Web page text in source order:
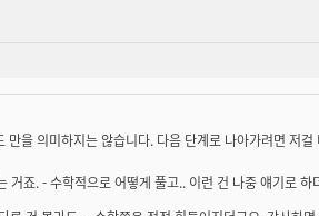
을 의미하지는 않습니다. 다음 단계로 나아가려면 저걸
죠. - 수학적으로 어떻게 풀고.. 이런 건 나중 얘기로 하